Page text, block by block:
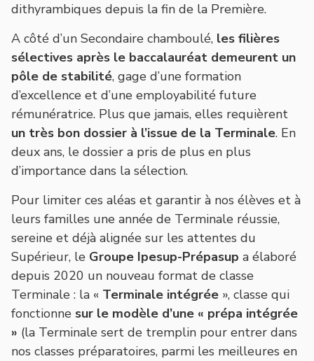
dithyrambiques depuis la fin de la Première.
A côté d’un Secondaire chamboulé, les filières
sélectives après le baccalauréat demeurent un
pôle de stabilité, gage d’une formation
d’excellence et d’une employabilité future
rémunératrice. Plus que jamais, elles requièrent
un très bon dossier à l’issue de la Terminale. En
deux ans, le dossier a pris de plus en plus
d’importance dans la sélection.
Pour limiter ces aléas et garantir à nos élèves et à
leurs familles une année de Terminale réussie,
sereine et déjà alignée sur les attentes du
Supérieur, le Groupe Ipesup-Prépasup a élaboré
depuis 2020 un nouveau format de classe
Terminale : la « Terminale intégrée », classe qui
fonctionne sur le modèle d’une « prépa intégrée
» (la Terminale sert de tremplin pour entrer dans
nos classes préparatoires, parmi les meilleures en